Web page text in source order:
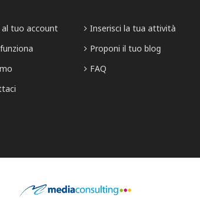
al tuo account
Inserisci la tua attività
Proponi il tuo blog
FAQ